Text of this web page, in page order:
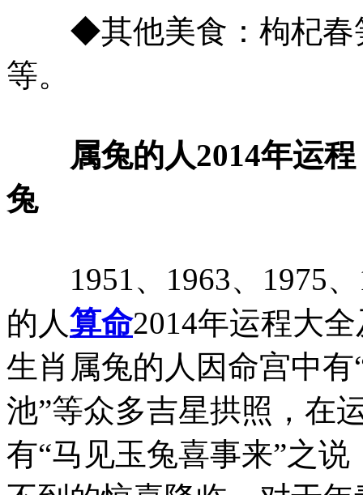
◆其他美食：枸杞春
等。
属兔的人2014年运程
兔
1951、1963、1975、
的人 算命2014年运程大
生肖属兔的人因命宫中有
池”等众多吉星拱照，在
有“马见玉兔喜事来”之
不到的惊喜降临。对于